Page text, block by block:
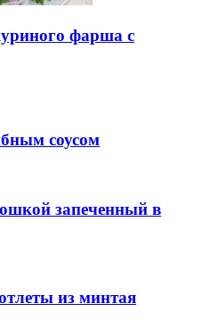
фарша с
соусом
запеченный в
из минтая